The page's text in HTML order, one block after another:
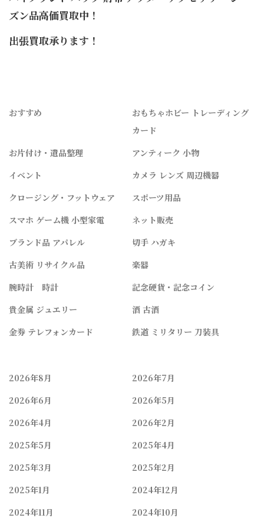
ズン品高価買取中！
出張買取承ります！
おすすめ
おもちゃホビー トレーディング
カード
お片付け・遺品整理
アンティーク 小物
イベント
カメラ レンズ 周辺機器
クロージング・フットウェア
スポーツ用品
スマホ ゲーム機 小型家電
ネット販売
ブランド品 アパレル
切手 ハガキ
古美術 リサイクル品
楽器
腕時計 時計
記念硬貨・記念コイン
貴金属 ジュエリー
酒 古酒
金券 テレフォンカード
鉄道 ミリタリー 刀装具
2026年8月
2026年7月
2026年6月
2026年5月
2026年4月
2026年2月
2025年5月
2025年4月
2025年3月
2025年2月
2025年1月
2024年12月
2024年11月
2024年10月